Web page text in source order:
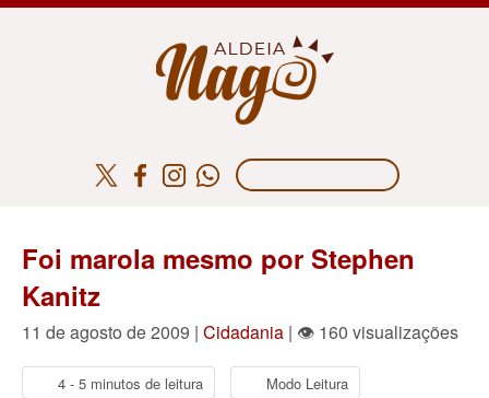
Foi marola mesmo por Stephen
Kanitz
11 de agosto de 2009 | Cidadania | 👁 160 visualizações
4 - 5 minutos de leitura Modo Leitura